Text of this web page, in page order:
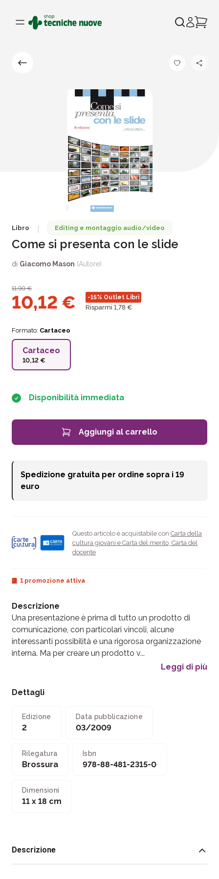
Libro Editing e montaggio audio/video
Come si presenta con le slide
di Giacomo Mason (Autore)
11,90€
10,12 € -15% Outlet Libri
Risparmi 1,78 €
Formato: Cartaceo
Cartaceo
10,12 €
Disponibilità immediata
Aggiungi al carrello
Spedizione gratuita per ordine sopra i 19
euro
Questo articolo è acquistabile con Carta della
cultura giovani e Carta del merito, Carta del
docente
1 promozione attiva
Descrizione
Una presentazione è prima di tutto un prodotto di
comunicazione, con particolari vincoli, alcune
interessanti possibilità e una rigorosa organizzazione
interna. Ma per creare un prodotto v...
Leggi di più
Dettagli
Edizione
2
Data pubblicazione
03/2009
Rilegatura
Brossura
Isbn
978-88-481-2315-0
Dimensioni
11 x 18 cm
Descrizione